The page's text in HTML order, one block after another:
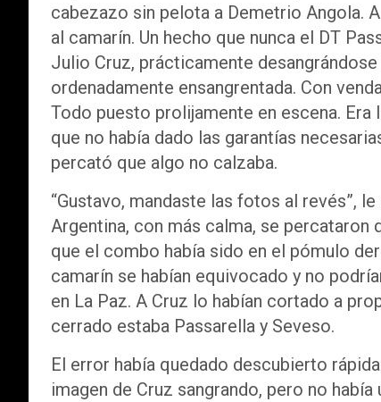
cabezazo sin pelota a Demetrio Angola.
al camarín. Un hecho que nunca el DT
Julio Cruz, prácticamente
ordenadamente ensangrentada. Con
Todo puesto prolijamente en escena.
que no había dado las garantías
percató que algo no calzaba.
“Gustavo, mandaste las fotos al revés”,
Argentina, con más calma, se
que el combo había sido en el pómulo
camarín se habían equivocado y no
en La Paz. A Cruz lo habían cortado a
cerrado estaba Passarella y Seveso.
El error había quedado descubierto
imagen de Cruz sangrando, pero no